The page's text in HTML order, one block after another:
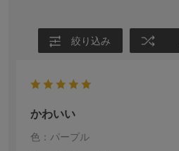
絞り込み
かわいい
色：パープル